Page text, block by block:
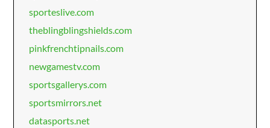
sporteslive.com
theblingblingshields.com
pinkfrenchtipnails.com
newgamestv.com
sportsgallerys.com
sportsmirrors.net
datasports.net